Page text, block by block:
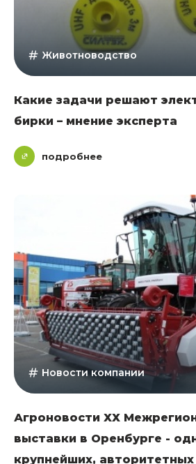
Животноводство
Какие задачи решают
бирки – мнение эксперта
подробнее
Новости компании
Агроновости ХХ
выставки в Оренбурге -
крупнейших,